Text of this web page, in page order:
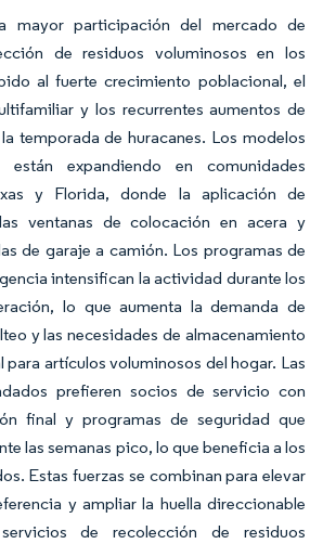
mayor participación del mercado de
de residuos voluminosos en los
al fuerte crecimiento poblacional, el
y los recurrentes aumentos de
temporada de huracanes. Los modelos
expandiendo en comunidades
y Florida, donde la aplicación de
ventanas de colocación en acera y
de garaje a camión. Los programas de
intensifican la actividad durante los
lo que aumenta la demanda de
y las necesidades de almacenamiento
artículos voluminosos del hogar. Las
prefieren socios de servicio con
final y programas de seguridad que
las semanas pico, lo que beneficia a los
Estas fuerzas se combinan para elevar
y ampliar la huella direccionable
de recolección de residuos